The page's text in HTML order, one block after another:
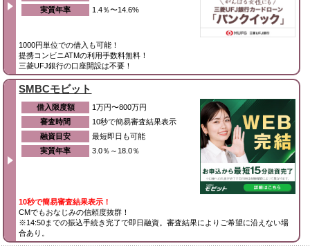
実質年率
1.4％〜14.6%
1000円単位での借入も可能！
提携コンビニATMの利用手数料無料！
三菱UFJ銀行の口座開設は不要！
SMBCモビット
借入限度額
1万円〜800万円
審査時間
10秒で簡易審査結果表示
融資目安
最短即日も可能
実質年率
3.0％～18.0％
10秒で簡易審査結果表示！
CMでもおなじみの信頼度抜群！
※14:50までの振込手続き完了で即日融資。審査結果によりご希望に沿えない場
合あり。